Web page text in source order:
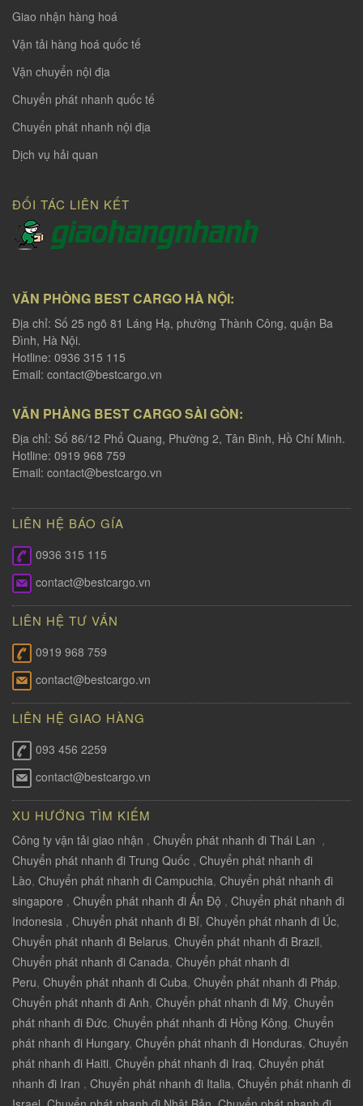
Giao nhận hàng hoá
Vận tải hàng hoá quốc tế
Vận chuyển nội địa
Chuyển phát nhanh quốc tế
Chuyển phát nhanh nội địa
Dịch vụ hải quan
ĐỐI TÁC LIÊN KẾT
VĂN PHÒNG BEST CARGO HÀ NỘI:
Địa chỉ: Số 25 ngõ 81 Láng Hạ, phường Thành Công, quận Ba
Đình, Hà Nội.
Hotline: 0936 315 115
Email: contact@bestcargo.vn
VĂN PHÀNG BEST CARGO SÀI GÒN:
Địa chỉ: Số 86/12 Phổ Quang, Phường 2, Tân Bình, Hồ Chí Minh.
Hotline: 0919 968 759
Email: contact@bestcargo.vn
LIÊN HỆ BÁO GÍA
0936 315 115
contact@bestcargo.vn
LIÊN HỆ TƯ VẤN
0919 968 759
contact@bestcargo.vn
LIÊN HỆ GIAO HÀNG
093 456 2259
contact@bestcargo.vn
XU HƯỚNG TÌM KIẾM
Công ty vận tải giao nhận , Chuyển phát nhanh đi Thái Lan ,
Chuyển phát nhanh đi Trung Quốc , Chuyển phát nhanh đi
Lào, Chuyển phát nhanh đi Campuchia, Chuyển phát nhanh đi
singapore , Chuyển phát nhanh đi Ấn Độ , Chuyển phát nhanh đi
Indonesia , Chuyển phát nhanh đi Bỉ, Chuyển phát nhanh đi Úc,
Chuyển phát nhanh đi Belarus, Chuyển phát nhanh đi Brazil,
Chuyển phát nhanh đi Canada, Chuyển phát nhanh đi
Peru, Chuyển phát nhanh đi Cuba, Chuyển phát nhanh đi Pháp,
Chuyển phát nhanh đi Anh, Chuyển phát nhanh đi Mỹ, Chuyển
phát nhanh đi Đức, Chuyển phát nhanh đi Hồng Kông, Chuyển
phát nhanh đi Hungary, Chuyển phát nhanh đi Honduras, Chuyển
phát nhanh đi Haiti, Chuyển phát nhanh đi Iraq, Chuyển phát
nhanh đi Iran , Chuyển phát nhanh đi Italia, Chuyển phát nhanh đi